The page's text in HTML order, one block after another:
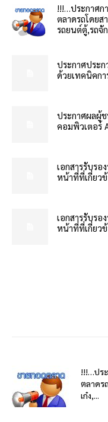
!!!…ประกาศก
ตลาดรถโดยส
รถยนต์ตู้,รถจั
ประกาศประก
ด้วยเทคนิคกา
ประกาศผลผู้
คอมพิวเตอร์
เอกสารรับรอ
หน้าที่ที่เกี่ยว
เอกสารรับรอ
หน้าที่ที่เกี่ยว
!!!…ปร
ตลาดร
เก๋ง,...